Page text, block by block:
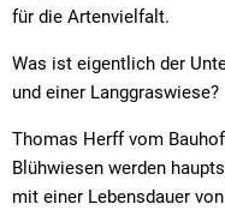
für die Artenvielfalt.
Was ist eigentlich der
und einer Langgraswiese?
Thomas Herff vom
Blühwiesen werden
mit einer Lebensdauer